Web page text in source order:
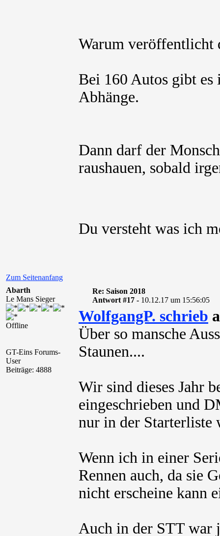
Warum veröffentlicht
Bei 160 Autos gibt es
Abhänge.
Dann darf der
raushauen, sobald
Du versteht was ich
Zum Seitenanfang
Abarth
Le Mans Sieger
Offline
GT-Eins Forums-
User
Beiträge: 4888
Re: Saison 2018
Antwort #17 - 10.12.17 um 15:56:05
WolfgangP. schrieb
Über so mansche
Staunen....
Wir sind dieses Jahr
eingeschrieben und
nur in der Starterliste
Wenn ich in einer
Rennen auch, da sie
nicht erscheine kann
Auch in der STT war